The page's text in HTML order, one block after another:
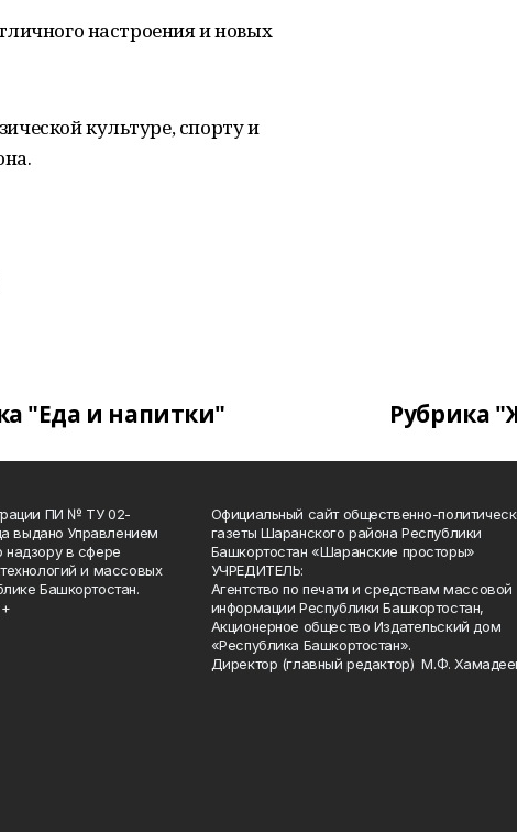
настроения и новых
культуре, спорту и
"Еда и напитки" Рубрика
ПИ № ТУ 02-
выдано Управлением
в сфере
и массовых
Башкортостан.
Официальный сайт общественно-
газеты Шаранского района Республики
Башкортостан «Шаранские просторы»
УЧРЕДИТЕЛЬ:
Агентство по печати и средствам массовой
информации Республики Башкортостан,
Акционерное общество Издательский дом
«Республика Башкортостан».
Директор (главный редактор) М.Ф.